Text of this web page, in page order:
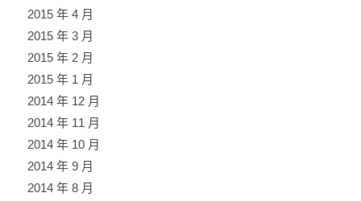
2015 年 4 月
2015 年 3 月
2015 年 2 月
2015 年 1 月
2014 年 12 月
2014 年 11 月
2014 年 10 月
2014 年 9 月
2014 年 8 月